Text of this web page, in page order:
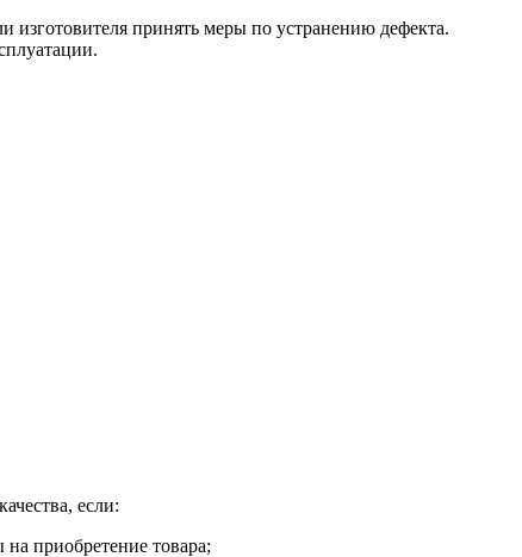
изготовителя принять меры по устранению дефекта.
если:
приобретение товара;